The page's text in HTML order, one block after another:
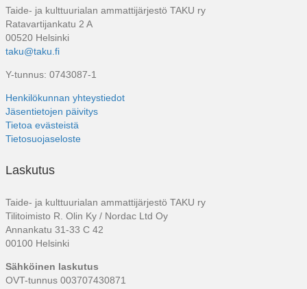
Taide- ja kulttuurialan ammattijärjestö TAKU ry
Ratavartijankatu 2 A
00520 Helsinki
taku@taku.fi
Y-tunnus: 0743087-1
Henkilökunnan yhteystiedot
Jäsentietojen päivitys
Tietoa evästeistä
Tietosuojaseloste
Laskutus
Taide- ja kulttuurialan ammattijärjestö TAKU ry
Tilitoimisto R. Olin Ky / Nordac Ltd Oy
Annankatu 31-33 C 42
00100 Helsinki
Sähköinen laskutus
OVT-tunnus 003707430871